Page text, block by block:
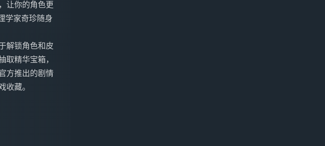
让你的角色更
学家奇珍随身
解锁角色和皮
取精华宝箱，
方推出的剧情
收藏。